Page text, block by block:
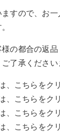
ますので、お
様の都合の返
了承ください
、こちらをク
、こちらをク
、こちらをク
、こちらをク